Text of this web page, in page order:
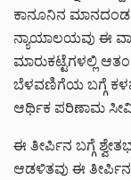
ಕಾನೂನಿನ
ನ್ಯಾಯಾಲಯವು ಈ
ಮಾರುಕಟ್ಟೆಗಳಲ್ಲಿ
ಬೆಳವಣಿಗೆಯ ಬಗ್ಗೆ
ಆರ್ಥಿಕ ಪರಿಣಾಮ
ಈ ತೀರ್ಪಿನ ಬಗ್ಗೆ
ಆಡಳಿತವು ಈ ತೀರ್ಪಿನ